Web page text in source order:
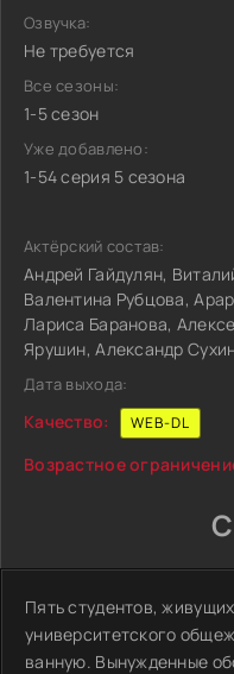
Озвучка:
Не требуется
Все сезоны:
1-5 сезон
Уже добавлено:
1-54 серия 5 сезона
Актёрский состав:
Андрей Гайдулян,
Валентина Рубцова,
Лариса Баранова,
Ярушин, Александр
Дата выхода:
Качество: WEB-DL
Возрастное
Пять студентов,
университетского
ванную. Вынужденные